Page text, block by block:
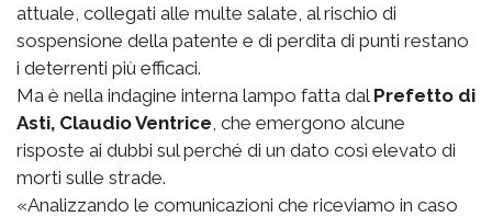
attuale, collegati alle multe salate, al rischio di
sospensione della patente e di perdita di punti restano
i deterrenti più efficaci.
Ma è nella indagine interna lampo fatta dal Prefetto di
Asti, Claudio Ventrice, che emergono alcune
risposte ai dubbi sul perché di un dato così elevato di
morti sulle strade.
«Analizzando le comunicazioni che riceviamo in caso